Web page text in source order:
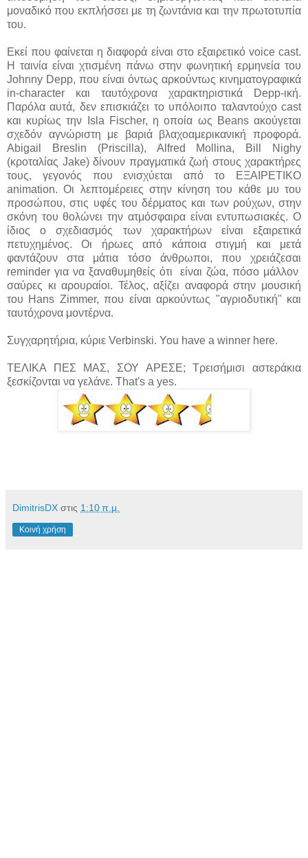
μοναδικό που εκπλήσσει με τη ζωντάνια και την πρωτοτυπία
του.
Εκεί που φαίνεται η διαφορά είναι στο εξαιρετικό voice cast.
Η ταινία είναι χτισμένη πάνω στην φωνητική ερμηνεία του
Johnny Depp, που είναι όντως αρκούντως κινηματογραφικά
in-character και ταυτόχρονα χαρακτηριστικά Depp-ική.
Παρόλα αυτά, δεν επισκιάζει το υπόλοιπο ταλαντούχο cast
και κυρίως την Isla Fischer, η οποία ως Beans ακούγεται
σχεδόν αγνώριστη με βαριά βλαχοαμερικανική προφορά.
Abigail Breslin (Priscilla), Alfred Mollina, Bill Nighy
(κροταλίας Jake) δίνουν πραγματικά ζωή στους χαρακτήρες
τους, γεγονός που ενισχύεται από το ΕΞΑΙΡΕΤΙΚΟ
animation. Οι λεπτομέρειες στην κίνηση του κάθε μυ του
προσώπου, στις υφές του δέρματος και των ρούχων, στην
σκόνη του θολώνει την ατμόσφαιρα είναι εντυπωσιακές. Ο
ίδιος ο σχεδιασμός των χαρακτήρων είναι εξαιρετικά
πετυχημένος. Οι ήρωες από κάποια στιγμή και μετά
φαντάζουν στα μάτια τόσο άνθρωποι, που χρειάζεσαι
reminder για να ξαναθυμηθείς ότι είναι ζώα, πόσο μάλλον
σαύρες κι αρουραίοι. Τέλος, αξίζει αναφορά στην μουσική
του Hans Zimmer, που είναι αρκούντως "αγριοδυτική" και
ταυτόχρονα μοντέρνα.
Συγχαρητήρια, κύριε Verbinski. You have a winner here.
ΤΕΛΙΚΑ ΠΕΣ ΜΑΣ, ΣΟΥ ΑΡΕΣΕ; Τρεισήμισι αστεράκια
ξεσκίζονται να γελάνε. That's a yes.
DimitrisDX στις 1:10 π.μ.
Κοινή χρήση